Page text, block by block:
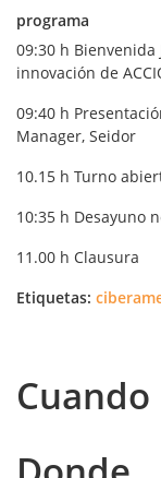
programa
09:30 h
innovación de
09:40 h
Manager, Seidor
10.15 h Turno
10:35 h Desayuno
11.00 h Clausura
Etiquetas:
Cuando